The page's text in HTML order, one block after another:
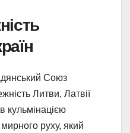
Союз
Литви, Латвії
кульмінацією
руху, який